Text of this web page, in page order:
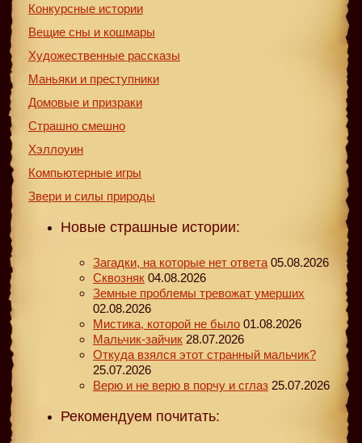
Конкурсные истории
Вещие сны и кошмары
Художественные рассказы
Маньяки и преступники
Домовые и призраки
Страшно смешно
Хэллоуин
Компьютерные игры
Звери и силы природы
Новые страшные истории:
Загадки, на которые нет ответа 05.08.2026
Сквозняк 04.08.2026
Земные проблемы тревожат умерших
02.08.2026
Мистика, которой не было 01.08.2026
Мальчик-зайчик 28.07.2026
Откуда взялся этот странный мальчик?
25.07.2026
Верю и не верю в порчу и сглаз 25.07.2026
Рекомендуем почитать: